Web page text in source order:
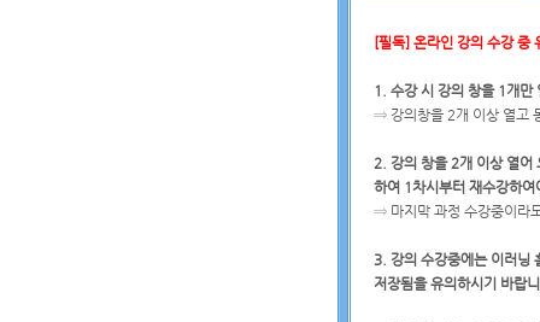
[필독] 온라인 강의 수강 중
1. 수강 시 강의 창을 1개만
⇒ 강의창을 2개 이상 열고
2. 강의 창을 2개 이상 열어
하여 1차시부터 재수강하여
⇒ 마지막 과정 수강중이라
3. 강의 수강중에는 이러닝
저장됨을 유의하시기 바랍